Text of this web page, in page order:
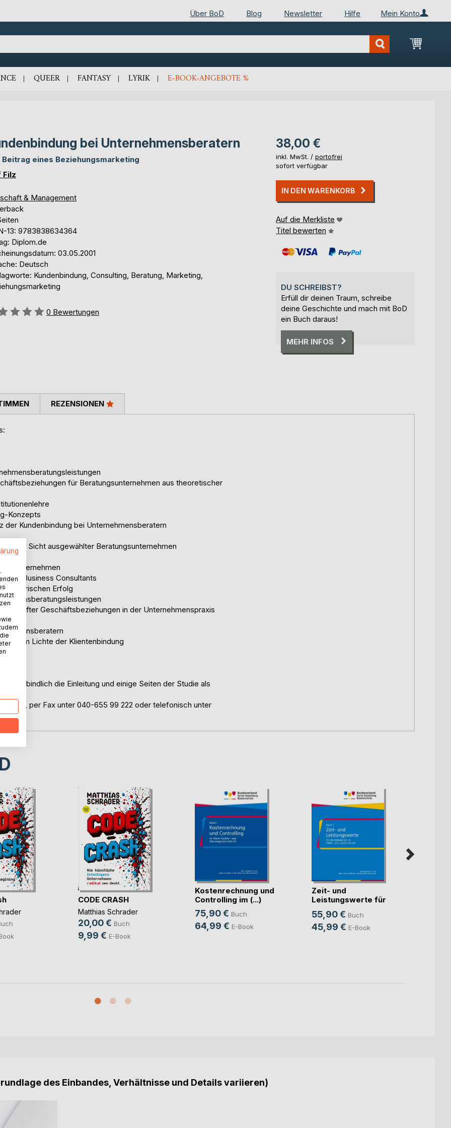
Mein Konto
Über BoD Blog Newsletter Hilfe
Mein
QUEER FANTASY LYRIK E-BOOK-ANGEBOTE %
bei Unternehmensberatern
Beitrag eines Beziehungsmarketing
Filz
& Management
13: 9783838634364
Diplom.de
03.05.2001
Deutsch
Kundenbindung, Consulting, Beratung, Marketing,
0 Bewertungen
38,00 €
inkl. MwSt. / portofrei
sofort verfügbar
IN DEN WARENKORB
Auf die Merkliste
Titel bewerten
DU SCHREIBST?
Erfüll dir deinen Traum, schreibe
deine Geschichte und mach mit BoD
ein Buch daraus!
MEHR INFOS
für Beratungsunternehmen aus theoretischer
Konzepts
der Kundenbindung bei Unternehmensberatern
der Sicht ausgewählter Beratungsunternehmen
Unternehmen
bei Business Consultants
Erfolg
Geschäftsbeziehungen in der Unternehmenspraxis
im Lichte der Klientenbindung
unverbindlich die Einleitung und einige Seiten der Studie als
per Fax unter 040-655 99 222 oder telefonisch unter
REZENSIONEN
CODE CRASH
Matthias Schrader
20,00 € Buch
9,99 € E-Book
Kostenrechnung und
Controlling im (...)
75,90 € Buch
64,99 € E-Book
Zeit- und
Leistungswerte für
die K(...)
55,90 € Buch
45,99 € E-Book
des Einbandes, Verhältnisse und Details variieren)